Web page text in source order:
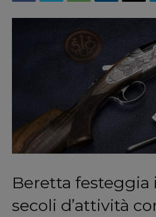
Beretta festeggia
secoli d’attività